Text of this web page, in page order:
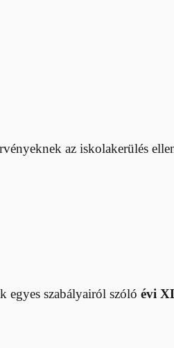
az iskolakerülés
egyes szabályairól szóló évi